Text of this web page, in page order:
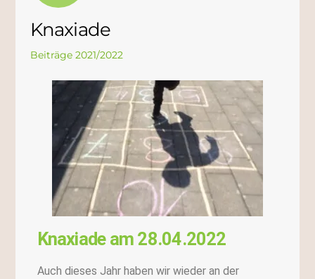
Knaxiade
Beiträge 2021/2022
Knaxiade am 28.04.2022
Auch dieses Jahr haben wir wieder an der